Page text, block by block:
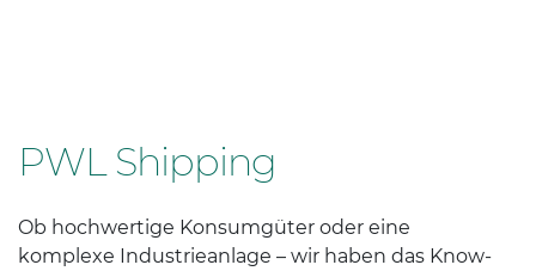
PWL Shipping
Ob hochwertige Konsumgüter oder eine
komplexe Industrieanlage – wir haben das Know-